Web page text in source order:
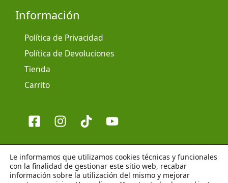
Información
Política de Privacidad
Política de Devoluciones
Tienda
Carrito
Le informamos que utilizamos cookies técnicas y funcionales
con la finalidad de gestionar este sitio web, recabar
información sobre la utilización del mismo y mejorar